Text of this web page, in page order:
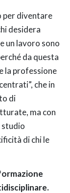
per diventare
desidera
un lavoro sono
da questa
la professione
che in
di
ma con
studio
di chi le